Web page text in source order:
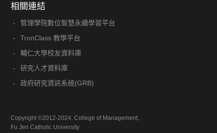
相關連結
管理學院數位智慧永續學習平台
TronClass 教學平台
輔仁大學校友資料庫
研究人才資料庫
政府研究資訊系統(GRB)
Copyright ©2012-2024. College of Management,
Fu Jen Catholic University